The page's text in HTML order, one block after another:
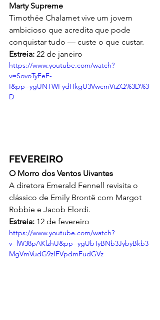
Marty Supreme
Timothée Chalamet vive um jovem
ambicioso que acredita que pode
conquistar tudo — custe o que custar.
Estreia: 22 de janeiro
https://www.youtube.com/watch?
v=SovoTyFeF-
I&pp=ygUNTWFydHkgU3VwcmVtZQ%3D%3
D
FEVEREIRO
O Morro dos Ventos Uivantes
A diretora Emerald Fennell revisita o
clássico de Emily Brontë com Margot
Robbie e Jacob Elordi.
Estreia: 12 de fevereiro
https://www.youtube.com/watch?
v=lW38pAKlzhU&pp=ygUbTyBNb3JybyBkb3
MgVmVudG9zIFVpdmFudGVz